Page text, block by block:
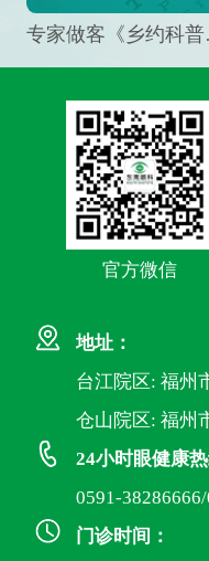
专家做客
官方微信
地址：
台江院区: 福州
仓山院区: 福州
24小时眼健康
0591-
门诊时间：